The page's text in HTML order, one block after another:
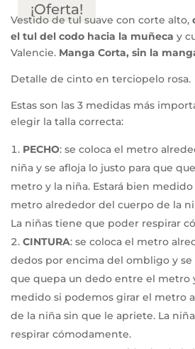
¡Oferta!
Vestido de tul suave con corte alto,
el tul del codo hacia la muñeca y
Valencie. Manga Corta, sin la
Detalle de cinto en terciopelo rosa.
Estas son las 3 medidas más
elegir la talla correcta:
PECHO: se coloca el metro
niña y se afloja lo justo para que
metro y la niña. Estará bien
metro alrededor del cuerpo de la
La niñas tiene que poder respirar
CINTURA: se coloca el metro
dedos por encima del ombligo y se
que quepa un dedo entre el metro
medido si podemos girar el metro
de la niña sin que le apriete. La
respirar cómodamente.